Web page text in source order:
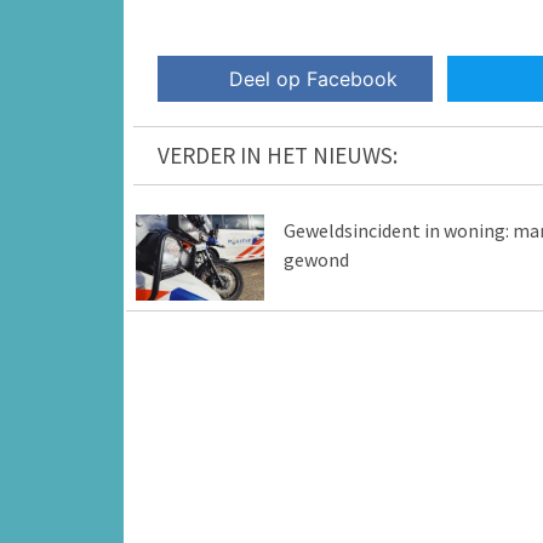
Deel op Facebook
VERDER IN HET NIEUWS:
Geweldsincident in woning:
gewond